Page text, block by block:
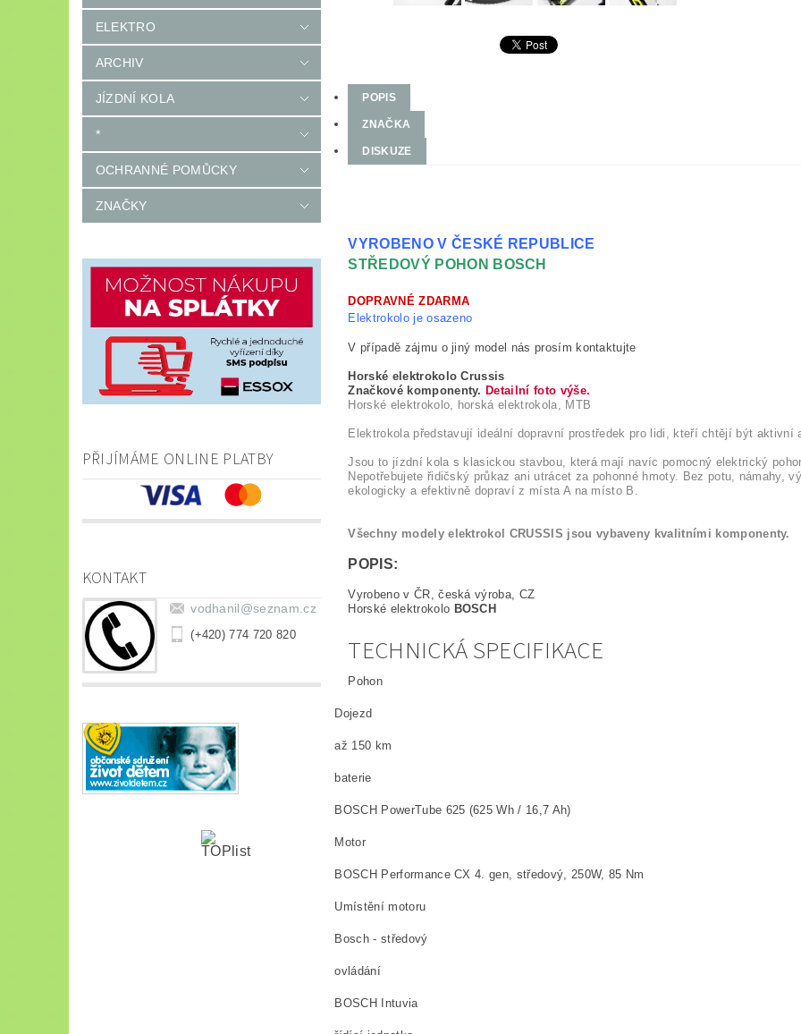
ELEKTRO
ARCHIV
JÍZDNÍ KOLA
*
OCHRANNÉ POMŮCKY
ZNAČKY
PŘIJÍMÁME ONLINE PLATBY
KONTAKT
vodhanil@seznam.cz
(+420) 774 720 820
POPIS
ZNAČKA
DISKUZE
VYROBENO V ČESKÉ REPUBLICE
STŘEDOVÝ POHON BOSCH
DOPRAVNÉ ZDARMA
Elektrokolo je osazeno
V případě zájmu o jiný model nás prosím kontaktujte
Horské elektrokolo Crussis
Značkové komponenty. Detailní foto výše.
Horské elektrokolo, horská elektrokola, MTB
Elektrokola představují ideální dopravní prostředek pro lidi, kteří chtějí být
Jsou to jízdní kola s klasickou stavbou, která mají navíc pomocný elektrický
Nepotřebujete řidičský průkaz ani utrácet za pohonné hmoty. Bez potu, námahy,
ekologicky a efektivně dopraví z místa A na místo B.
Všechny modely elektrokol CRUSSIS jsou vybaveny kvalitními komponenty.
POPIS:
Vyrobeno v ČR, česká výroba, CZ
Horské elektrokolo BOSCH
TECHNICKÁ SPECIFIKACE
Pohon
Dojezd
až 150 km
baterie
BOSCH PowerTube 625 (625 Wh / 16,7 Ah)
Motor
BOSCH Performance CX 4. gen, středový, 250W, 85 Nm
Umístění motoru
Bosch - středový
ovládání
BOSCH Intuvia